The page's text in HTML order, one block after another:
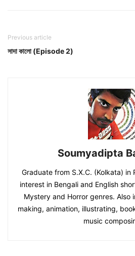
Previous article
সাদা কালো (Episode 2)
Soumyadipta
Graduate from S.X.C. (Kolkata) in
interest in Bengali and English
Mystery and Horror genres. Also
making, animation, illustrating,
music